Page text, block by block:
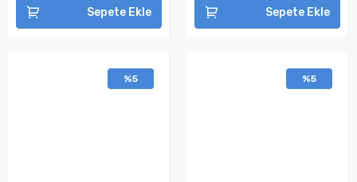
Sepete Ekle Sepete Ekle
%5 %5